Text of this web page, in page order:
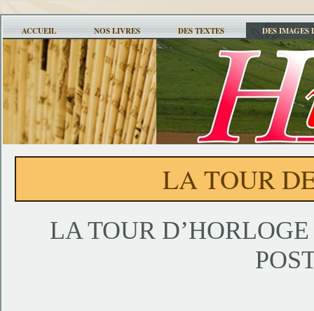
ACCUEIL NOS LIVRES DES TEXTES DES IMAGES
LA TOUR
LA TOUR